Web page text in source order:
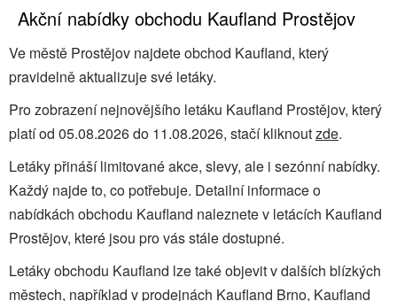
Akční nabídky obchodu Kaufland Prostějov
Ve městě Prostějov najdete obchod Kaufland, který
pravidelně aktualizuje své letáky.
Pro zobrazení nejnovějšího letáku Kaufland Prostějov, který
platí od 05.08.2026 do 11.08.2026, stačí kliknoutzde.
Letáky přináší limitované akce, slevy, ale i sezónní nabídky.
Každý najde to, co potřebuje. Detailní informace o
nabídkách obchodu Kaufland naleznete v letácích Kaufland
Prostějov, které jsou pro vás stále dostupné.
Letáky obchodu Kaufland lze také objevit v dalších blízkých
městech, například v prodejnách Kaufland Brno, Kaufland